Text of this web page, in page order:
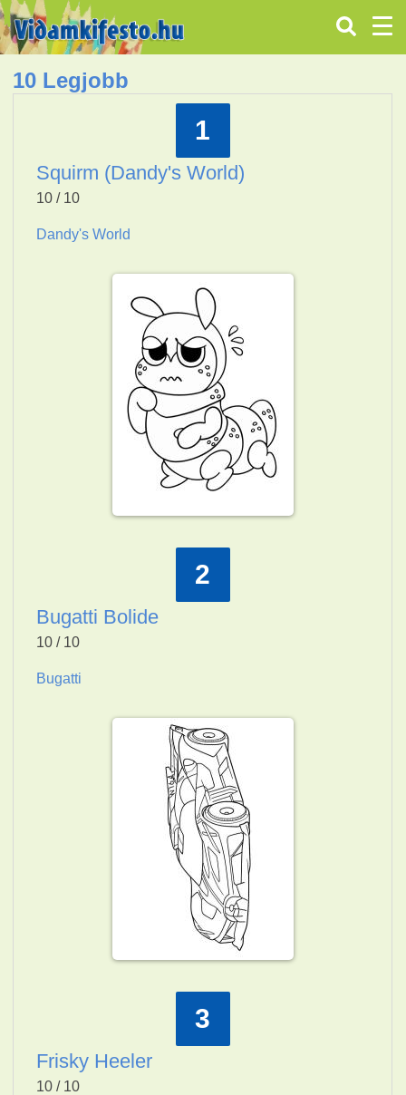
10 Legjobb
1
Squirm (Dandy's World)
10 / 10
Dandy's World
2
Bugatti Bolide
10 / 10
Bugatti
3
Frisky Heeler
10 / 10